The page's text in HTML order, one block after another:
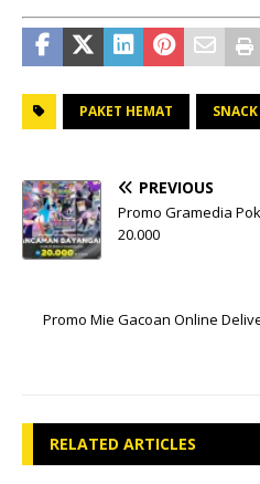
PAKET HEMAT SNACK
PREVIOUS
Promo Gramedia
20.000
Promo Mie Gacoan Online
RELATED ARTICLES